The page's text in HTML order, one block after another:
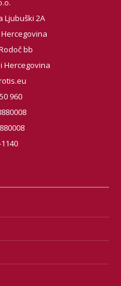
Ljubuški 2A
Hercegovina
bb
Hercegovina
960